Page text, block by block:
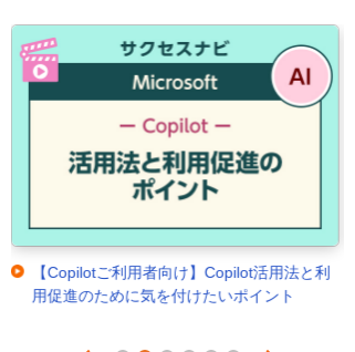
【Copilotご利用者向け】Copilot活用法と利
用促進のために気を付けたいポイント
Prev Next